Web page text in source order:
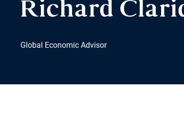
Richard
Global Economic Advisor